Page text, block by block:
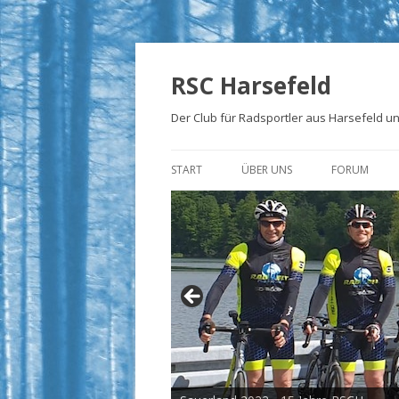
RSC Harsefeld
Der Club für Radsportler aus Harsefeld
START ÜBER UNS
ÜBER UNS
UNSERE STRECKEN
FOTOALBEN
PRESSE
TRIKOTS
IMPRESSUM
FORUM